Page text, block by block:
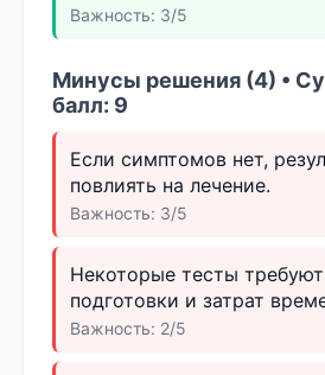
Важность: 3/5
Минусы решения (4) •
балл: 9
Если симптомов нет,
повлиять на лечение.
Важность: 3/5
Некоторые тесты
подготовки и затрат
Важность: 2/5